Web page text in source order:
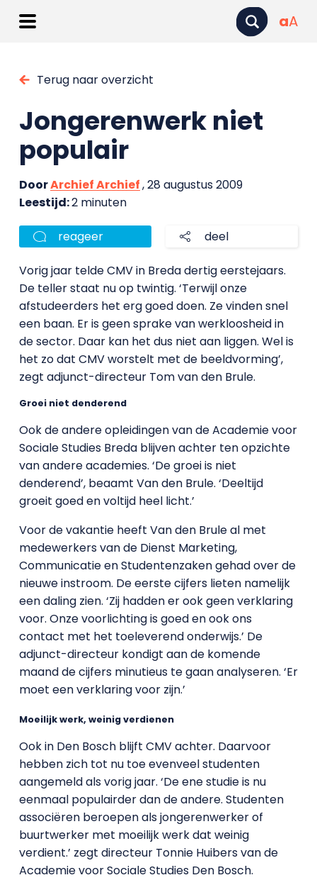
aA
Terug naar overzicht
Jongerenwerk niet
populair
DoorArchief Archief, 28 augustus 2009
Leestijd:2 minuten
reageer deel
Vorig jaar telde CMV in Breda dertig eerstejaars.
De teller staat nu op twintig. ‘Terwijl onze
afstudeerders het erg goed doen. Ze vinden snel
een baan. Er is geen sprake van werkloosheid in
de sector. Daar kan het dus niet aan liggen. Wel is
het zo dat CMV worstelt met de beeldvorming’,
zegt adjunct-directeur Tom van den Brule.
Groei niet denderend
Ook de andere opleidingen van de Academie voor
Sociale Studies Breda blijven achter ten opzichte
van andere academies. ‘De groei is niet
denderend’, beaamt Van den Brule. ‘Deeltijd
groeit goed en voltijd heel licht.’
Voor de vakantie heeft Van den Brule al met
medewerkers van de Dienst Marketing,
Communicatie en Studentenzaken gehad over de
nieuwe instroom. De eerste cijfers lieten namelijk
een daling zien. ‘Zij hadden er ook geen verklaring
voor. Onze voorlichting is goed en ook ons
contact met het toeleverend onderwijs.’ De
adjunct-directeur kondigt aan de komende
maand de cijfers minutieus te gaan analyseren. ‘Er
moet een verklaring voor zijn.’
Moeilijk werk, weinig verdienen
Ook in Den Bosch blijft CMV achter. Daarvoor
hebben zich tot nu toe evenveel studenten
aangemeld als vorig jaar. ‘De ene studie is nu
eenmaal populairder dan de andere. Studenten
associëren beroepen als jongerenwerker of
buurtwerker met moeilijk werk dat weinig
verdient.’ zegt directeur Tonnie Huibers van de
Academie voor Sociale Studies Den Bosch.